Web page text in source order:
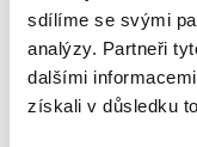
sdílíme se svými
analýzy. Partneři
dalšími
získali v důsledku